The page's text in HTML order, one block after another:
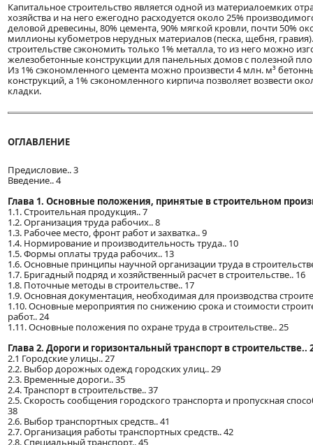
Капитальное строительство является одной из материалоемких
хозяйства и на него ежегодно расходуется около 25%
деловой древесины, 80% цемента, 90% мягкой кровли, почти 50%
миллионы кубометров нерудных материалов (песка, щебня,
строительстве сэкономить только 1% металла, то из него можно
железобетонные конструкции для панельных домов с полезной
Из 1% сэкономленного цемента можно произвести 4 млн. м³
конструкций, а 1% сэкономленного кирпича позволяет возвести
кладки.
ОГЛАВЛЕНИЕ
Предисловие.. 3
Введение.. 4
Глава 1. Основные положения, принятые в строительном
1.1. Строительная продукция.. 7
1.2. Организация труда рабочих.. 8
1.3. Рабочее место, фронт работ и захватка.. 9
1.4. Нормирование и производительность труда.. 10
1.5. Формы оплаты труда рабочих.. 13
1.6. Основные принципы научной организации труда в
1.7. Бригадный подряд и хозяйственный расчет в строительстве.. 16
1.8. Поточные методы в строительстве.. 17
1.9. Основная документация, необходимая для производства
1.10. Основные мероприятия по снижению срока и стоимости
работ.. 24
1.11. Основные положения по охране труда в строительстве.. 25
Глава 2. Дороги и горизонтальный транспорт в строительстве..
2.1 Городские улицы.. 27
2.2. Выбор дорожных одежд городских улиц.. 29
2.3. Временные дороги.. 35
2.4. Транспорт в строительстве.. 37
2.5. Скорость сообщения городского транспорта и пропускная
38
2.6. Выбор транспортных средств.. 41
2.7. Организация работы транспортных средств.. 42